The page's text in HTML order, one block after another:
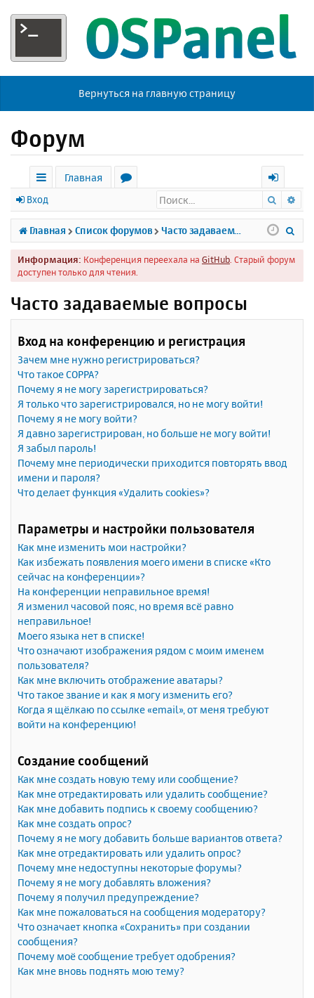
Вернуться на главную страницу
Форум
с
ы
л
к
Главная
р
у
м
х
о
д
Вход Поиск
Главная Список форумов Часто задаваемые вопросы
Информация: Конференция переехала на GitHub . Старый форум
доступен только для чтения.
Часто задаваемые вопросы
Вход на конференцию и регистрация
Зачем мне нужно регистрироваться?
Что такое COPPA?
Почему я не могу зарегистрироваться?
Я только что зарегистрировался, но не могу войти!
Почему я не могу войти?
Я давно зарегистрирован, но больше не могу войти!
Я забыл пароль!
Почему мне периодически приходится повторять ввод
имени и пароля?
Что делает функция «Удалить cookies»?
Параметры и настройки пользователя
Как мне изменить мои настройки?
Как избежать появления моего имени в списке «Кто
сейчас на конференции»?
На конференции неправильное время!
Я изменил часовой пояс, но время всё равно
неправильное!
Моего языка нет в списке!
Что означают изображения рядом с моим именем
пользователя?
Как мне включить отображение аватары?
Что такое звание и как я могу изменить его?
Когда я щёлкаю по ссылке «email», от меня требуют
войти на конференцию!
Создание сообщений
Как мне создать новую тему или сообщение?
Как мне отредактировать или удалить сообщение?
Как мне добавить подпись к своему сообщению?
Как мне создать опрос?
Почему я не могу добавить больше вариантов ответа?
Как мне отредактировать или удалить опрос?
Почему мне недоступны некоторые форумы?
Почему я не могу добавлять вложения?
Почему я получил предупреждение?
Как мне пожаловаться на сообщения модератору?
Что означает кнопка «Сохранить» при создании
сообщения?
Почему моё сообщение требует одобрения?
Как мне вновь поднять мою тему?